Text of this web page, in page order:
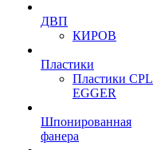
ДВП
КИРОВ
Пластики
Пластики CPL
EGGER
Шпонированная
фанера